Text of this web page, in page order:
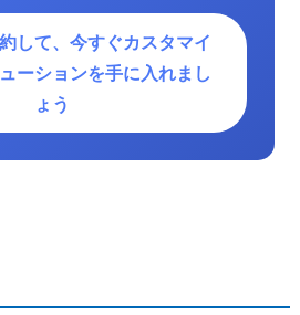
して、今すぐカスタマイ
ーションを手に入れまし
ょう